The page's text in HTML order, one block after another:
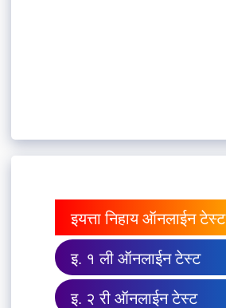
इयत्ता निहाय ऑनलाईन टेस्ट
इ. १ ली ऑनलाईन टेस्ट
इ. २ री ऑनलाईन टेस्ट